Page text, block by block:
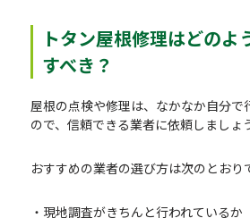
トタン屋根修理はどのよ
すべき？
屋根の点検や修理は、なかなか自分で
ので、信頼できる業者に依頼しましょう
おすすめの業者の選び方は次のとおり
・現地調査がきちんと行われているか